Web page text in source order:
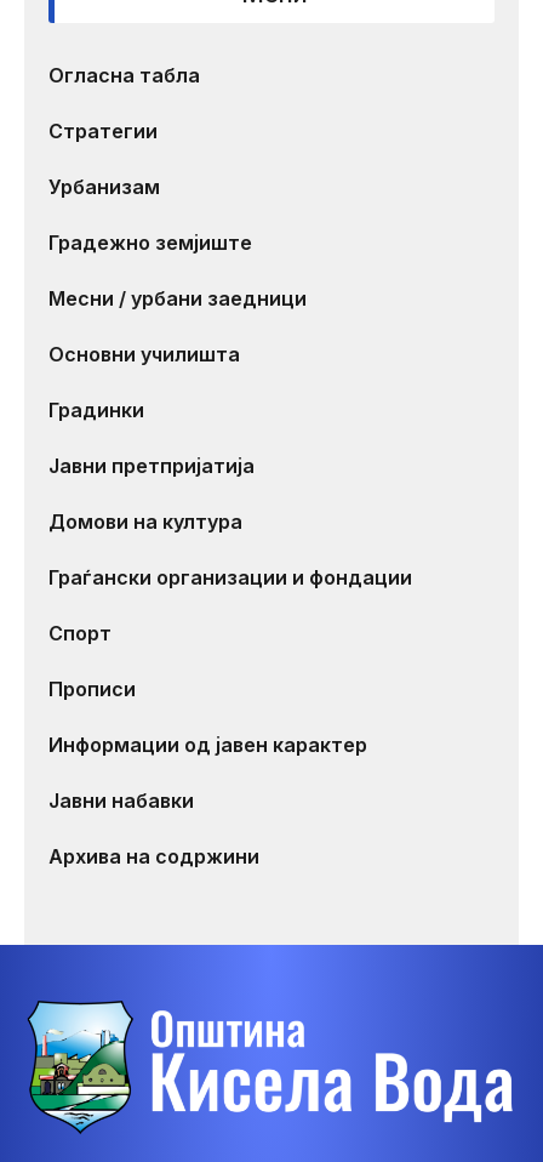
Огласна табла
Стратегии
Урбанизам
Градежно земјиште
Месни / урбани заедници
Основни училишта
Градинки
Јавни претпријатија
Домови на култура
Граѓански организации и фондации
Спорт
Прописи
Информации од јавен карактер
Јавни набавки
Архива на содржини